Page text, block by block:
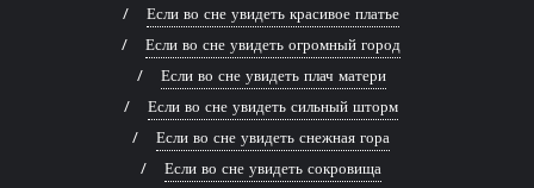
Если во сне увидеть красивое платье
Если во сне увидеть огромный город
Если во сне увидеть плач матери
Если во сне увидеть сильный шторм
Если во сне увидеть снежная гора
Если во сне увидеть сокровища